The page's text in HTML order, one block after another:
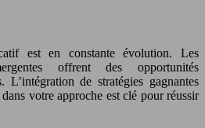
est en constante évolution. Les
offrent des opportunités
L’intégration de stratégies gagnantes
votre approche est clé pour réussir